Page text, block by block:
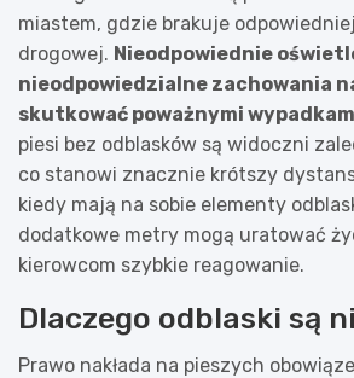
miastem, gdzie brakuje
drogowej. Nieodpowiednie
nieodpowiedzialne zachowania
skutkować poważnymi
piesi bez odblasków są widoczni
co stanowi znacznie krótszy
kiedy mają na sobie elementy
dodatkowe metry mogą uratować
kierowcom szybkie reagowanie.
Dlaczego odblaski są
Prawo nakłada na pieszych